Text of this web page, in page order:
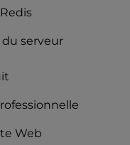
du serveur
Web